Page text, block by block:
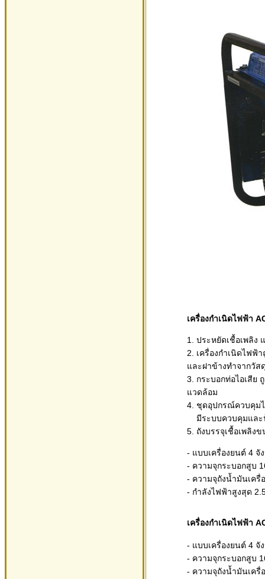
เครื่องกำเนิดไฟฟ้า
1. ประหยัดเชื้อเพลิง
2. เครื่องกำเนิดไฟ
และฝาข้างทำจากวัส
3. กระบอกท่อไอเสีย
แวดล้อม
4. ชุดอุปกรณ์ควบคุม
มีระบบควบคุมและป้
5. ถังบรรจุเชื้อเพลิง
- แบบเครื่องยนต์ 4 จั
- ความจุกระบอกสูบ
- ความจุถังน้ำมันเครื่
- กำลังไฟฟ้าสูงสุด
เครื่องกำเนิดไฟฟ้า
- แบบเครื่องยนต์ 4 จั
- ความจุกระบอกสูบ
- ความจุถังน้ำมันเครื่